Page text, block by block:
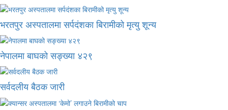
भरतपुर अस्पतालमा सर्पदंशका बिरामीको मृत्यु शून्य
नेपालमा बाघको सङ्ख्या ४२९
सर्वदलीय बैठक जारी